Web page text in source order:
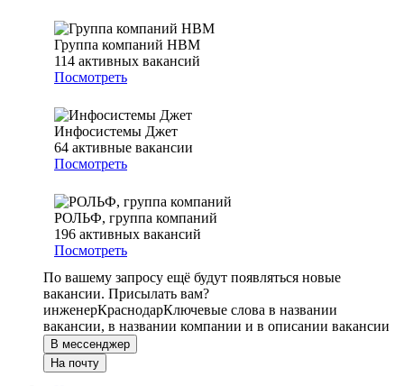
Группа компаний НВМ
114 активных вакансий
Посмотреть
Инфосистемы Джет
64 активные вакансии
Посмотреть
РОЛЬФ, группа компаний
196 активных вакансий
Посмотреть
По вашему запросу ещё будут появляться новые
вакансии. Присылать вам?
инженерКраснодарКлючевые слова в названии
вакансии, в названии компании и в описании вакансии
В мессенджер
На почту